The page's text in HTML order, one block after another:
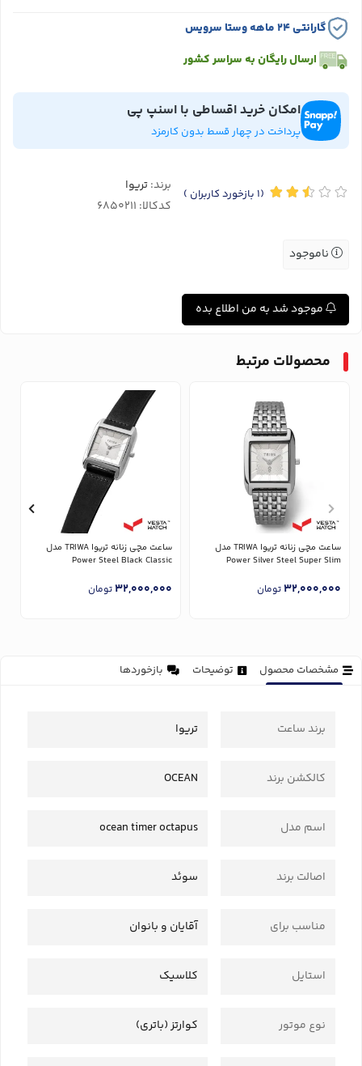
گارانتی ۲۴ ماهه وستا سرویس
ارسال رایگان به سراسر کشور
امکان خرید اقساطی با اسنپ پی
پرداخت در چهار قسط بدون کارمزد
(1 بازخورد کاربران ) برند:تریوا
کدکالا:
ناموجود
موجود شد به من اطلاع بده
محصولات مرتبط
ساعت مچی زنانه تریوا TRIWA مدل
Power Silver Steel Super Slim
32,000,000تومان
ساعت مچی زنانه تریوا TRIWA مدل
Power Steel Black Classic
32,000,000تومان
مشخصات محصول توضیحات بازخوردها
برند ساعت تریوا
کالکشن برند OCEAN
اسم مدل ocean timer octapus
اصالت برند سوئد
مناسب برای آقایان و بانوان
استایل کلاسیک
نوع موتور کوارتز (باتری)